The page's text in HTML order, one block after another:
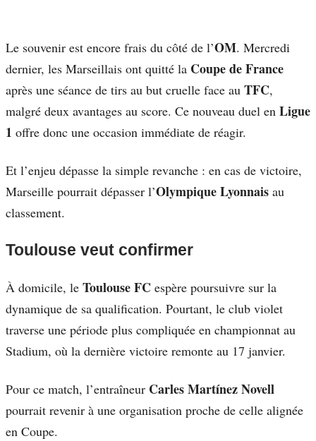
Le souvenir est encore frais du côté de l’OM. Mercredi
dernier, les Marseillais ont quitté la Coupe de France
après une séance de tirs au but cruelle face au TFC,
malgré deux avantages au score. Ce nouveau duel en Ligue
1 offre donc une occasion immédiate de réagir.
Et l’enjeu dépasse la simple revanche : en cas de victoire,
Marseille pourrait dépasser l’Olympique Lyonnais au
classement.
Toulouse veut confirmer
À domicile, le Toulouse FC espère poursuivre sur la
dynamique de sa qualification. Pourtant, le club violet
traverse une période plus compliquée en championnat au
Stadium, où la dernière victoire remonte au 17 janvier.
Pour ce match, l’entraîneur Carles Martínez Novell
pourrait revenir à une organisation proche de celle alignée
en Coupe.